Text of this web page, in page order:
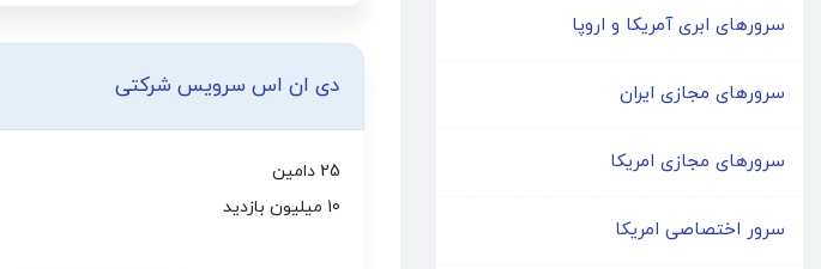
سرورهای ابری آمریکا و اروپا
سرورهای مجازی ایران
سرورهای مجازی امریکا
سرور اختصاصی امریکا
دی ان اس سرویس شرکتی
25 دامین
10 میلیون بازدید